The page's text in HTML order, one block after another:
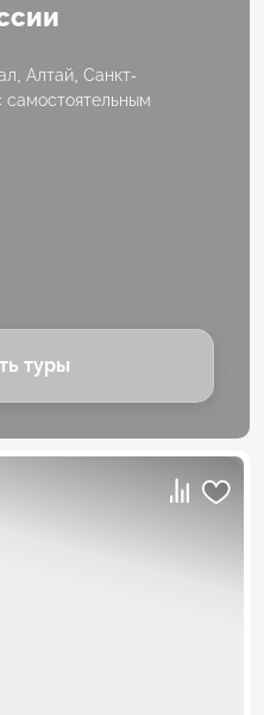
Алтай, Санкт-
самостоятельным
туры